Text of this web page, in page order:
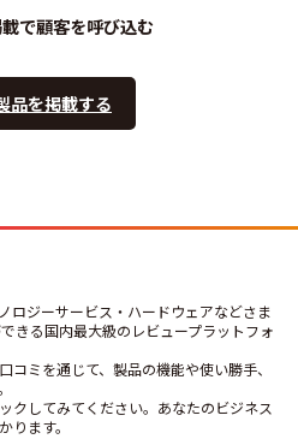
で顧客を呼び込む
品を掲載する
ロジーサービス・ハードウェアなどさま
きる国内最大級のレビュープラットフォ
ミを通じて、製品の機能や使い勝手、
クしてみてください。あなたのビジネス
ります。